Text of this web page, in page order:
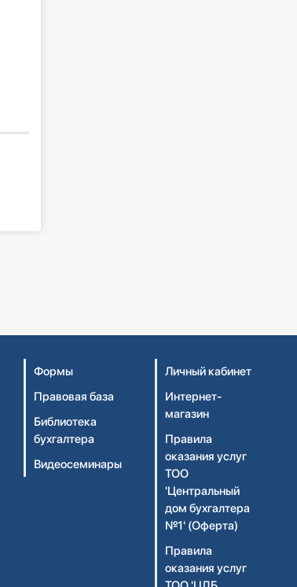
Формы
Правовая база
Библиотека
бухгалтера
Видеосеминары
Личный кабинет
Интернет-
магазин
Правила
оказания услуг
ТОО
'Центральный
дом бухгалтера
№1' (Оферта)
Правила
оказания услуг